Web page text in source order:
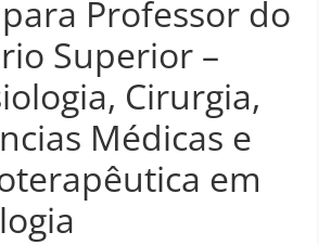
Professor do
Superior –
Cirurgia,
Médicas e
em